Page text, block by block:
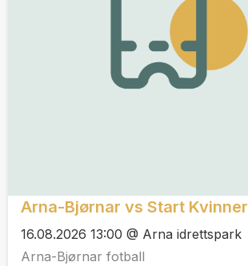
Arna-Bjørnar vs Start Kvinner
16.08.2026 13:00 @ Arna idrettspark
Arna-Bjørnar fotball